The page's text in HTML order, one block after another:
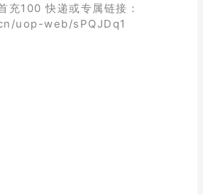
充100 快递或专属链接：
uop-web/sPQJDq1